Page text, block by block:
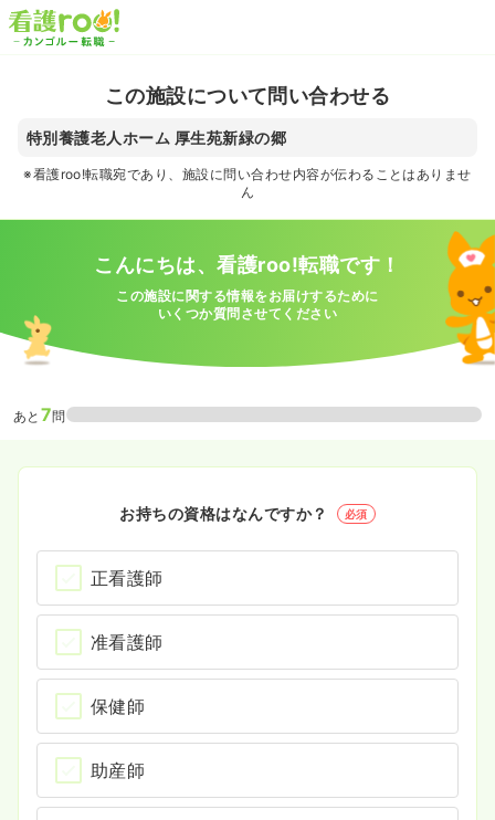
この施設について問い合わせる
特別養護老人ホーム 厚生苑新緑の郷
※看護roo!転職宛であり、施設に問い合わせ内容が伝わることはありませ
ん
こんにちは、看護roo!転職です！
この施設に関する情報をお届けするために
いくつか質問させてください
あと 7問
お持ちの資格はなんですか？ 必須
正看護師
准看護師
保健師
助産師